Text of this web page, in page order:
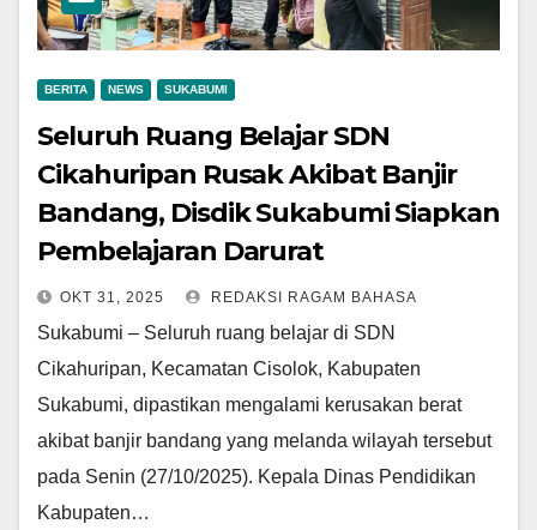
BERITA NEWS SUKABUMI
Seluruh Ruang Belajar SDN
Cikahuripan Rusak Akibat Banjir
Bandang, Disdik Sukabumi Siapkan
Pembelajaran Darurat
OKT 31, 2025 REDAKSI RAGAM BAHASA
Sukabumi – Seluruh ruang belajar di SDN
Cikahuripan, Kecamatan Cisolok, Kabupaten
Sukabumi, dipastikan mengalami kerusakan berat
akibat banjir bandang yang melanda wilayah tersebut
pada Senin (27/10/2025). Kepala Dinas Pendidikan
Kabupaten…